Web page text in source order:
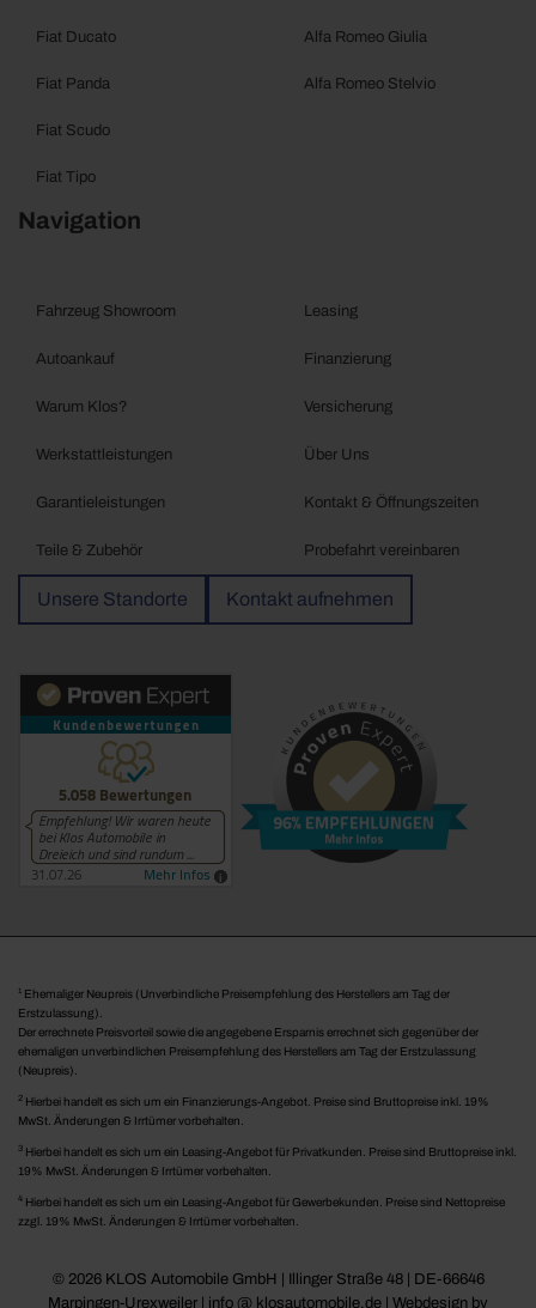
Fiat Ducato
Fiat Panda
Fiat Scudo
Fiat Tipo
Alfa Romeo Giulia
Alfa Romeo Stelvio
Navigation
Fahrzeug Showroom
Autoankauf
Warum Klos?
Werkstattleistungen
Garantieleistungen
Teile & Zubehör
Leasing
Finanzierung
Versicherung
Über Uns
Kontakt & Öffnungszeiten
Probefahrt vereinbaren
Unsere Standorte Kontakt aufnehmen
1 Ehemaliger Neupreis (Unverbindliche Preisempfehlung des Herstellers am Tag der
Erstzulassung).
Der errechnete Preisvorteil sowie die angegebene Ersparnis errechnet sich gegenüber der
ehemaligen unverbindlichen Preisempfehlung des Herstellers am Tag der Erstzulassung
(Neupreis).
2 Hierbei handelt es sich um ein Finanzierungs-Angebot. Preise sind Bruttopreise inkl. 19%
MwSt. Änderungen & Irrtümer vorbehalten.
3 Hierbei handelt es sich um ein Leasing-Angebot für Privatkunden. Preise sind Bruttopreise inkl.
19% MwSt. Änderungen & Irrtümer vorbehalten.
4 Hierbei handelt es sich um ein Leasing-Angebot für Gewerbekunden. Preise sind Nettopreise
zzgl. 19% MwSt. Änderungen & Irrtümer vorbehalten.
© 2026 KLOS Automobile GmbH | Illinger Straße 48 | DE-66646
Marpingen-Urexweiler | info @ klosautomobile.de | Webdesign by